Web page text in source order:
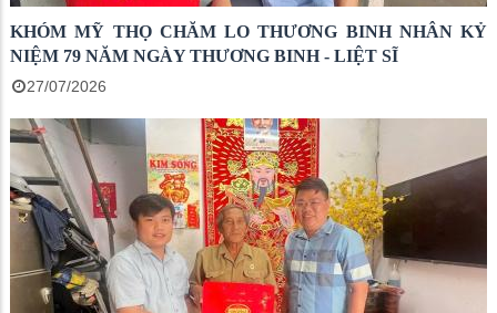
KHÓM MỸ THỌ CHĂM LO THƯƠNG BINH NHÂN KỶ
NIỆM 79 NĂM NGÀY THƯƠNG BINH - LIỆT SĨ
27/07/2026